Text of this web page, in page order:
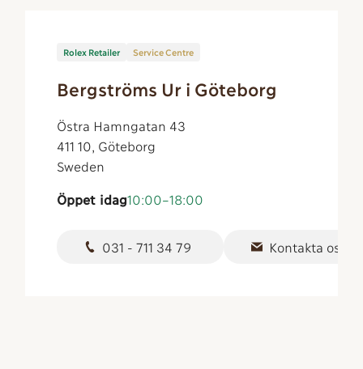
Rolex Retailer Service Centre
Bergströms Ur i Göteborg
Östra Hamngatan 43
411 10, Göteborg
Sweden
Öppet idag10:00–18:00
031 - 711 34 79 Kontakta oss